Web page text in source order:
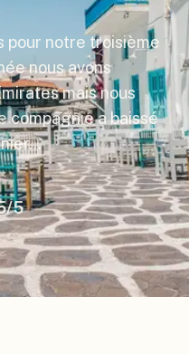
pour notre troisième
nous avons
mais nous
compagnie a baissé
/5